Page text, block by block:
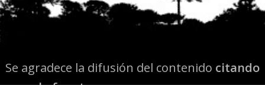
Se agradece la difusión del contenido citando